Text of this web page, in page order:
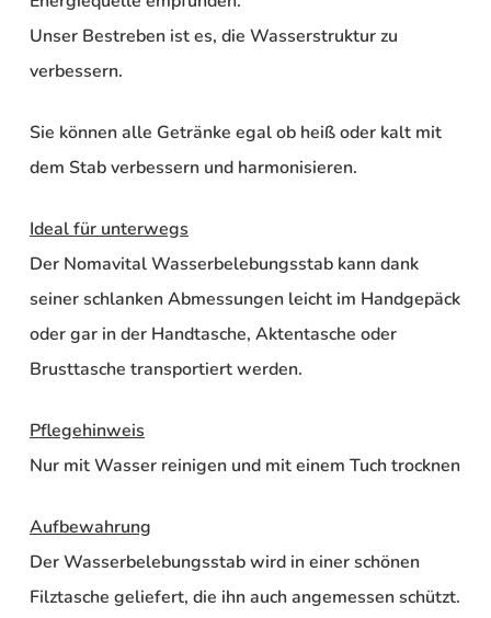
Unser Bestreben ist es, die Wasserstruktur zu
verbessern.
Sie können alle Getränke egal ob heiß oder kalt mit
dem Stab verbessern und harmonisieren.
Ideal für unterwegs
Der Nomavital Wasserbelebungsstab kann dank
seiner schlanken Abmessungen leicht im Handgepäck
oder gar in der Handtasche, Aktentasche oder
Brusttasche transportiert werden.
Pflegehinweis
Nur mit Wasser reinigen und mit einem Tuch trocknen
Aufbewahrung
Der Wasserbelebungsstab wird in einer schönen
Filztasche geliefert, die ihn auch angemessen schützt.